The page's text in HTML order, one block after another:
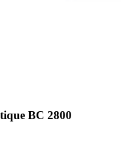
BC 2800